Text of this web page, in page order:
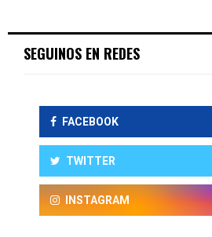
SEGUINOS EN REDES
FACEBOOK
TWITTER
INSTAGRAM